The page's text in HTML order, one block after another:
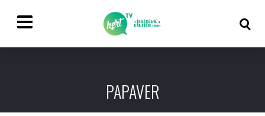
PAPAVER